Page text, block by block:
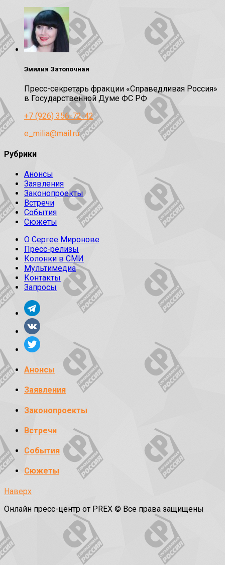
Эмилия Затолочная
Пресс-секретарь фракции «Справедливая Россия»
в Государственной Думе ФС РФ
+7 (926) 356-72-42
e_milia@mail.ru
Рубрики
Анонсы
Заявления
Законопроекты
Встречи
События
Сюжеты
О Сергее Миронове
Пресс-релизы
Колонки в СМИ
Мультимедиа
Контакты
Запросы
Анонсы
Заявления
Законопроекты
Встречи
События
Сюжеты
Наверх
Онлайн пресс-центр от PREX © Все права защищены